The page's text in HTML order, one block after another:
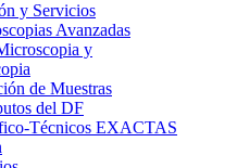
y Servicios
Avanzadas
y
de Muestras
del DF
Técnicos EXACTAS